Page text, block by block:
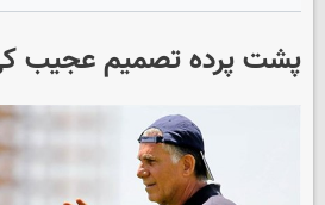
پشت پرده تصمیم عجیب